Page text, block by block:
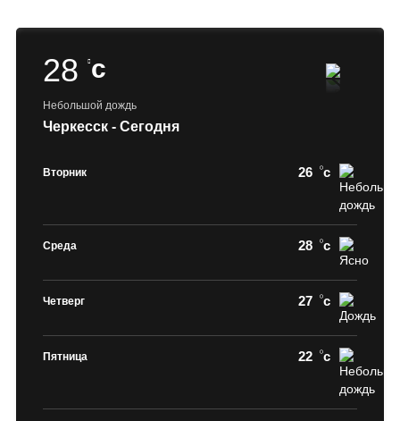
28 c
Небольшой дождь
Черкесск - Сегодня
Вторник 26 c
Среда 28 c
Четверг 27 c
Пятница 22 c